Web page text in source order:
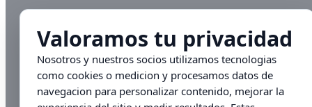
Valoramos tu privacidad
Nosotros y nuestros socios utilizamos tecnologias
como cookies o medicion y procesamos datos de
navegacion para personalizar contenido, mejorar la